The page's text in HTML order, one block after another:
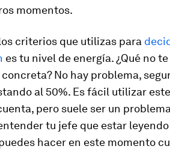
momentos.
criterios que utilizas para
es tu nivel de energía. ¿Qué no
No hay problema,
al 50%. Es fácil utilizar
pero suele ser un
tu jefe que estar
hacer en este momento